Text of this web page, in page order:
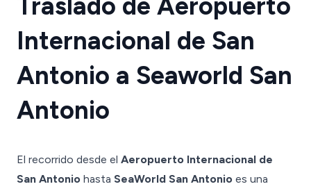
Internacional de San
Antonio a Seaworld San
Antonio
El recorrido desde el Aeropuerto Internacional de
San Antonio hasta SeaWorld San Antonio es una